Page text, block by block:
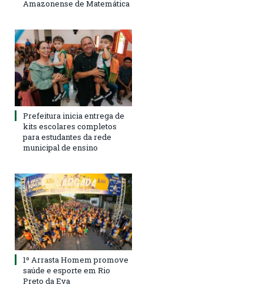
Amazonense de Matemática
Prefeitura inicia entrega de
kits escolares completos
para estudantes da rede
municipal de ensino
1º Arrasta Homem promove
saúde e esporte em Rio
Preto da Eva